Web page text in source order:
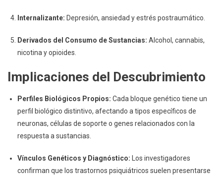
Internalizante: Depresión, ansiedad y estrés postraumático.
Derivados del Consumo de Sustancias: Alcohol, cannabis,
nicotina y opioides.
Implicaciones del Descubrimiento
Perfiles Biológicos Propios: Cada bloque genético tiene un
perfil biológico distintivo, afectando a tipos específicos de
neuronas, células de soporte o genes relacionados con la
respuesta a sustancias.
Vínculos Genéticos y Diagnóstico: Los investigadores
confirman que los trastornos psiquiátricos suelen presentarse